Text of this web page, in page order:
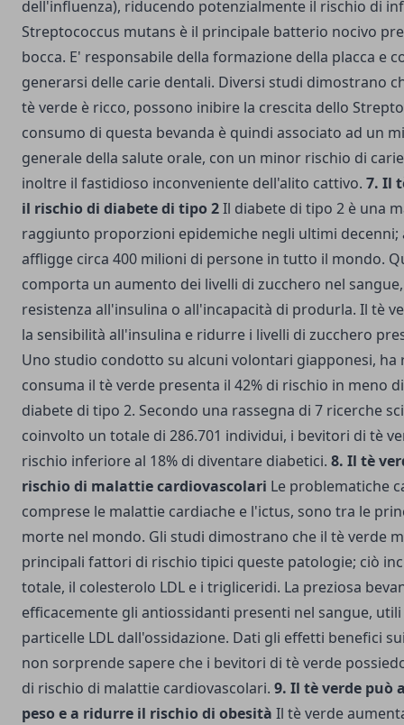
dell'influenza), riducendo potenzialmente il rischio di
Streptococcus mutans è il principale batterio nocivo
bocca. E' responsabile della formazione della placca e
generarsi delle carie dentali. Diversi studi dimostrano
tè verde è ricco, possono inibire la crescita dello
consumo di questa bevanda è quindi associato ad un
generale della salute orale, con un minor rischio di
inoltre il fastidioso inconveniente dell'alito cattivo. 7. Il
il rischio di diabete di tipo 2Il diabete di tipo 2 è una
raggiunto proporzioni epidemiche negli ultimi
affligge circa 400 milioni di persone in tutto il mondo.
comporta un aumento dei livelli di zucchero nel
resistenza all'insulina o all'incapacità di produrla. Il tè
la sensibilità all'insulina e ridurre i livelli di zucchero
Uno studio condotto su alcuni volontari giapponesi, ha
consuma il tè verde presenta il 42% di rischio in meno
diabete di tipo 2. Secondo una rassegna di 7 ricerche
coinvolto un totale di 286.701 individui, i bevitori di tè
rischio inferiore al 18% di diventare diabetici. 8. Il tè
rischio di malattie cardiovascolari Le problematiche
comprese le malattie cardiache e l'ictus, sono tra le
morte nel mondo. Gli studi dimostrano che il tè verde
principali fattori di rischio tipici queste patologie; ciò
totale, il colesterolo LDL e i trigliceridi. La preziosa
efficacemente gli antiossidanti presenti nel sangue,
particelle LDL dall'ossidazione. Dati gli effetti benefici
non sorprende sapere che i bevitori di tè verde
di rischio di malattie cardiovascolari. 9. Il tè verde può
peso e a ridurre il rischio di obesità Il tè verde